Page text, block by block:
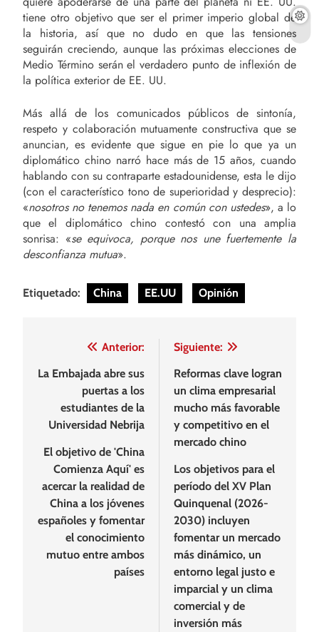
tiene otro objetivo que ser el primer imperio global de
la historia, así que no dudo en que las tensiones
seguirán creciendo, aunque las próximas elecciones de
Medio Término serán el verdadero punto de inflexión de
la política exterior de EE. UU.
Más allá de los comunicados públicos de sintonía,
respeto y colaboración mutuamente constructiva que se
anuncian, es evidente que sigue en pie lo que ya un
diplomático chino narró hace más de 15 años, cuando
hablando con su contraparte estadounidense, esta le dijo
(con el característico tono de superioridad y desprecio):
«nosotros no tenemos nada en común con ustedes», a lo
que el diplomático chino contestó con una amplia
sonrisa: «se equivoca, porque nos une fuertemente la
desconfianza mutua».
Etiquetado: China EE.UU Opinión
Navegación
de
entradas
Anterior:
La Embajada abre sus
puertas a los
estudiantes de la
Universidad Nebrija
El objetivo de 'China
Comienza Aquí' es
acercar la realidad de
China a los jóvenes
españoles y fomentar
el conocimiento
mutuo entre ambos
países
Siguiente:
Reformas clave logran
un clima empresarial
mucho más favorable
y competitivo en el
mercado chino
Los objetivos para el
período del XV Plan
Quinquenal (2026-
2030) incluyen
fomentar un mercado
más dinámico, un
entorno legal justo e
imparcial y un clima
comercial y de
inversión más